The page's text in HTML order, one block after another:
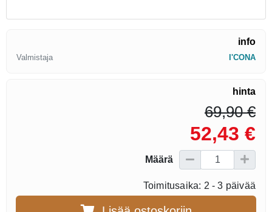
info
Valmistaja I'CONA
hinta
69,90 €
52,43 €
Määrä
Toimitusaika: 2 - 3 päivää